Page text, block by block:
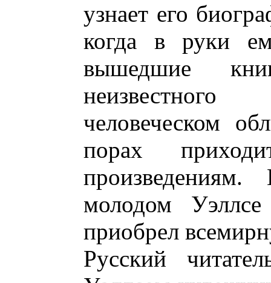
узнает его
когда в руки
вышедшие
человеческом
порах
молодом
приобрел
Русский